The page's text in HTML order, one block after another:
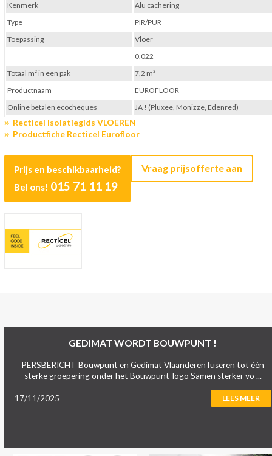
Recticel Isolatiegids VLOEREN
Productfiche Recticel Eurofloor
Prijs en beschikbaarheid?
Bel ons! 015 71 11 19
Vraag prijsofferte aan
Kenmerk
Alu cachering
Type
PIR/PUR
Toepassing
Vloer
0,022
Totaal m² in een pak
7,2 m²
Productnaam
EUROFLOOR
Online betalen ecocheques
JA ! (Pluxee, Monizze, Edenred)
GEDIMAT WORDT BOUWPUNT !
PERSBERICHT Bouwpunt en Gedimat Vlaanderen fuseren tot één
sterke groepering onder het Bouwpunt-logo Samen sterker vo ...
17/11/2025 LEES MEER